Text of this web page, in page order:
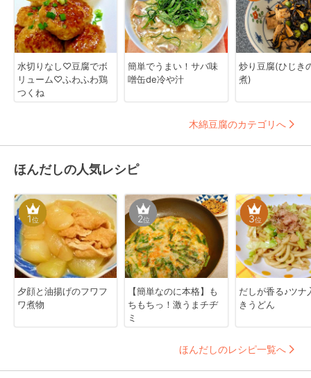
水切りなし♡豆腐でボ
リューム♡ふわふわ鶏
つくね
簡単でうまい！サバ味
噌缶de冷や汁
炒り豆腐(ひじき
煮)
木綿豆腐のカテゴリへ
ほんだしの人気レシピ
1位
夕顔と油揚げのフワフ
ワ煮物
2位
【簡単なのに本格】も
ちもちっ！激うまチヂ
ミ
3位
だしが香る♪ツナ
きうどん
ほんだしのレシピ一覧へ